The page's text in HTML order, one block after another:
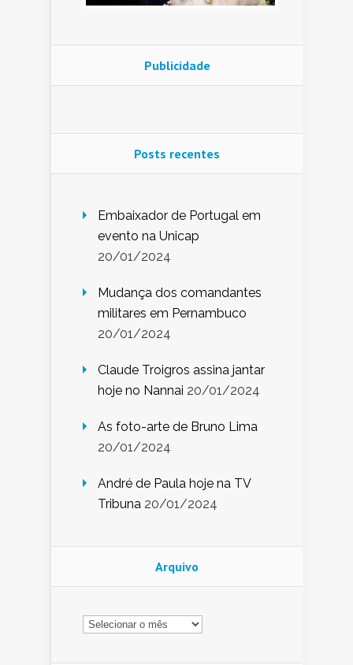
Publicidade
Posts recentes
Embaixador de Portugal em
evento na Unicap
20/01/2024
Mudança dos comandantes
militares em Pernambuco
20/01/2024
Claude Troigros assina jantar
hoje no Nannai 20/01/2024
As foto-arte de Bruno Lima
20/01/2024
André de Paula hoje na TV
Tribuna 20/01/2024
Arquivo
Arquivo